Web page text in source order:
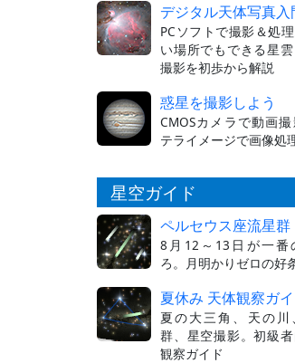
デジタル天体写真入
PCソフトで撮影＆処
い場所でもできる星
撮影を初歩から解説
惑星を撮影しよう
CMOSカメラで動画
テライメージで画像処
星空ガイド
ペルセウス座流星群
8月12～13日が一番
ろ。月明かりゼロの好
夏休み 天体観察ガ
夏の大三角、天の川
群、星空撮影。初級
観察ガイド